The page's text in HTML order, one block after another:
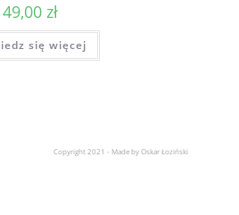
49,00zł
się więcej
Copyright 2021 - Made by Oskar Łoziński